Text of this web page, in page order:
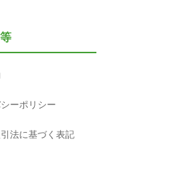
ーポリシー
法に基づく表記